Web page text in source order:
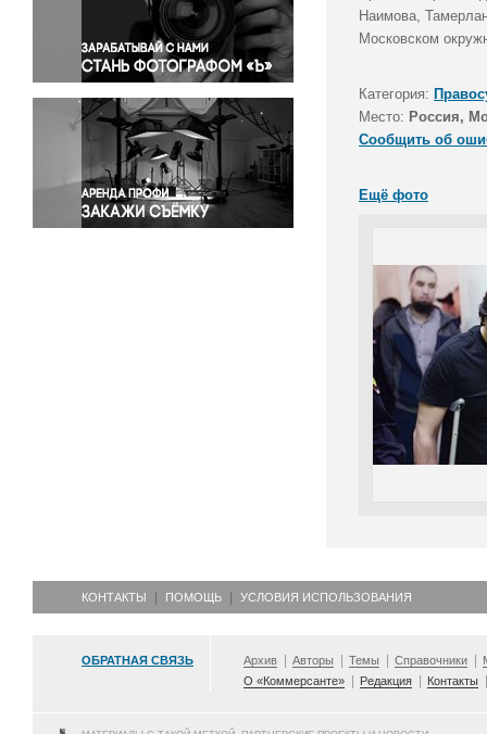
Правосудие
Происшествия и конфликты
Религия
Светская жизнь
Спорт
Экология
Экономика и бизнес
Наимова,
Московском
Категория:
Место: Россия,
Сообщить об
Ещё фото
КОНТАКТЫ ПОМОЩЬ УСЛОВИЯ ИСПОЛЬЗОВАНИЯ
ОБРАТНАЯ СВЯЗЬ Архив Авторы Темы Справочники
О «Коммерсанте»
Редакция Контакты